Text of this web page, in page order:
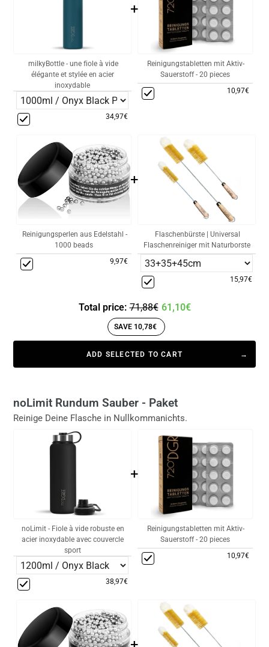
milkyBottle - une fiole à vide
élégante et stylée en acier
inoxydable
34,97€
+
Reinigungstabletten mit Aktiv-
Sauerstoff - 20 pieces
10,97€
Reinigungsperlen aus Edelstahl -
1000 beads
9,97€
+
Flaschenbürste | Universal
Flaschenreiniger mit Naturborste
15,97€
Total price: 71,88€ 61,10€
SAVE 10,78€
ADD SELECTED TO CART
noLimit Rundum Sauber - Paket
Reinige Deine Flasche in Nullkommanichts.
noLimit - Fiole à vide robuste en
acier inoxydable avec couvercle
sport
38,97€
+
Reinigungstabletten mit Aktiv-
Sauerstoff - 20 pieces
10,97€